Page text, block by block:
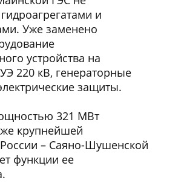
и
Уже заменено
устройства на
220 кВ, генераторные
защиты.
321 МВт
крупнейшей
России – Саяно-Шушенской
функции ее